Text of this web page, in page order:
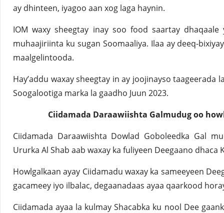
ay dhinteen, iyagoo aan xog laga haynin.
IOM waxy sheegtay inay soo food saartay
muhaajiriinta ku sugan Soomaaliya. Ilaa ay deeq-
maalgelintooda.
Hay’addu waxay sheegtay in ay joojinayso taageerada
Soogalootiga marka la gaadho Juun 2023.
Ciidamada Daraawiishta Galmudug oo
Ciidamada Daraawiishta Dowlad Goboleedka Gal
Ururka Al Shab aab waxay ka fuliyeen Deegaano
Howlgalkaan ayay Ciidamadu waxay ka sameeyeen
gacameey iyo ilbalac, degaanadaas ayaa qaarkood
Ciidamada ayaa la kulmay Shacabka ku nool Dee